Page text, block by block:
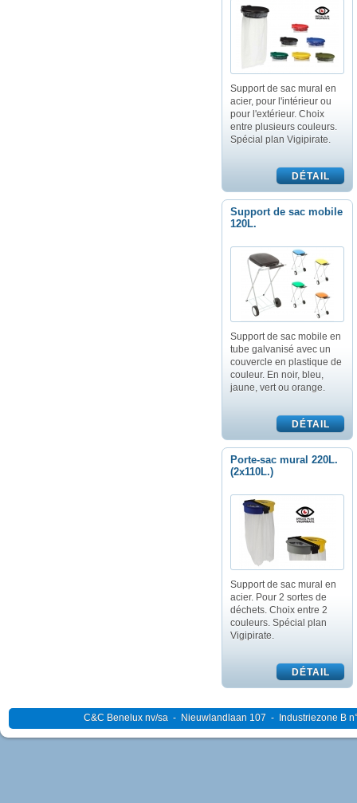
Support de sac mural en
acier, pour l'intérieur ou
pour l'extérieur. Choix
entre plusieurs couleurs.
Spécial plan Vigipirate.
Support de sac mobile
120L.
Support de sac mobile en
tube galvanisé avec un
couvercle en plastique de
couleur. En noir, bleu,
jaune, vert ou orange.
Porte-sac mural 220L.
(2x110L.)
Support de sac mural en
acier. Pour 2 sortes de
déchets. Choix entre 2
couleurs. Spécial plan
Vigipirate.
C&C Benelux nv/sa - Nieuwlandlaan 107 - Industriezone B